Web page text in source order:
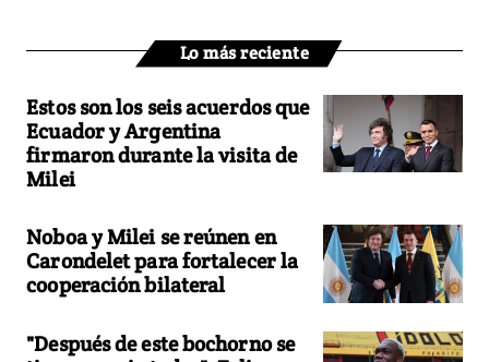
Lo más reciente
Estos son los seis acuerdos que
Ecuador y Argentina
firmaron durante la visita de
Milei
Noboa y Milei se reúnen en
Carondelet para fortalecer la
cooperación bilateral
"Después de este bochorno se